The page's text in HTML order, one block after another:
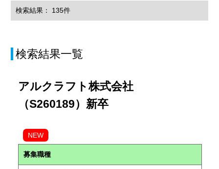
検索結果： 135件
検索結果一覧
アルクラフト株式会社
（S260189）新卒
NEW
募集職種